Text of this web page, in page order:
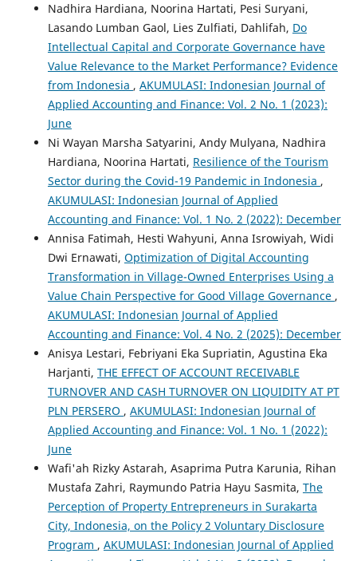
Nadhira Hardiana, Noorina Hartati, Pesi Suryani,
Lasando Lumban Gaol, Lies Zulfiati, Dahlifah, Do
Intellectual Capital and Corporate Governance have
Value Relevance to the Market Performance? Evidence
from Indonesia , AKUMULASI: Indonesian Journal of
Applied Accounting and Finance: Vol. 2 No. 1 (2023):
June
Ni Wayan Marsha Satyarini, Andy Mulyana, Nadhira
Hardiana, Noorina Hartati, Resilience of the Tourism
Sector during the Covid-19 Pandemic in Indonesia ,
AKUMULASI: Indonesian Journal of Applied
Accounting and Finance: Vol. 1 No. 2 (2022): December
Annisa Fatimah, Hesti Wahyuni, Anna Isrowiyah, Widi
Dwi Ernawati, Optimization of Digital Accounting
Transformation in Village-Owned Enterprises Using a
Value Chain Perspective for Good Village Governance ,
AKUMULASI: Indonesian Journal of Applied
Accounting and Finance: Vol. 4 No. 2 (2025): December
Anisya Lestari, Febriyani Eka Supriatin, Agustina Eka
Harjanti, THE EFFECT OF ACCOUNT RECEIVABLE
TURNOVER AND CASH TURNOVER ON LIQUIDITY AT PT
PLN PERSERO , AKUMULASI: Indonesian Journal of
Applied Accounting and Finance: Vol. 1 No. 1 (2022):
June
Wafi'ah Rizky Astarah, Asaprima Putra Karunia, Rihan
Mustafa Zahri, Raymundo Patria Hayu Sasmita, The
Perception of Property Entrepreneurs in Surakarta
City, Indonesia, on the Policy 2 Voluntary Disclosure
Program , AKUMULASI: Indonesian Journal of Applied